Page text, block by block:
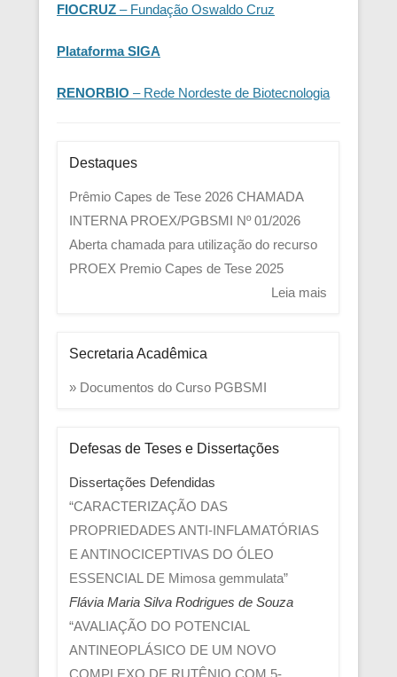
FIOCRUZ – Fundação Oswaldo Cruz
Plataforma SIGA
RENORBIO – Rede Nordeste de Biotecnologia
Destaques
Prêmio Capes de Tese 2026 CHAMADA
INTERNA PROEX/PGBSMI Nº 01/2026
Aberta chamada para utilização do recurso
PROEX Premio Capes de Tese 2025
Leia mais
Secretaria Acadêmica
» Documentos do Curso PGBSMI
Defesas de Teses e Dissertações
Dissertações Defendidas
“CARACTERIZAÇÃO DAS
PROPRIEDADES ANTI-INFLAMATÓRIAS
E ANTINOCICEPTIVAS DO ÓLEO
ESSENCIAL DE Mimosa gemmulata”
Flávia Maria Silva Rodrigues de Souza
“AVALIAÇÃO DO POTENCIAL
ANTINEOPLÁSICO DE UM NOVO
COMPLEXO DE RUTÊNIO COM 5-